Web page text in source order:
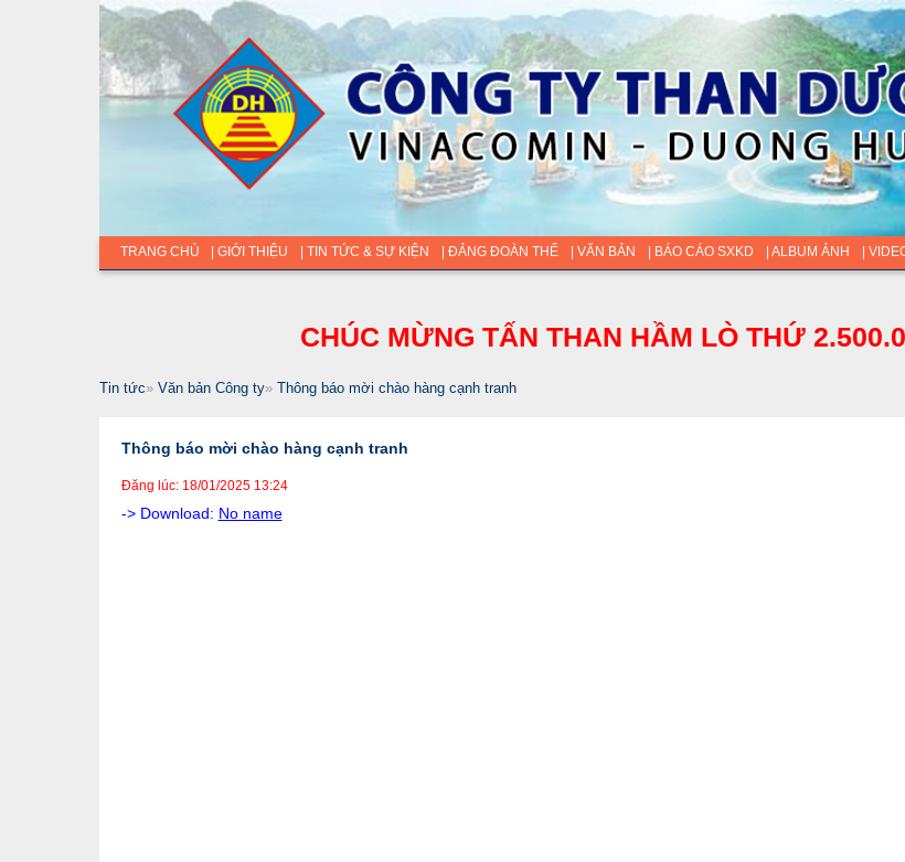
TRANG CHỦ | GIỚI THIỆU | TIN TỨC & SỰ KIỆN | ĐẢNG ĐOÀN THỂ | VĂN BẢN | BÁO CÁO SXKD | ALBUM ẢNH |
CHÚC MỪNG TẤN THAN HẦM LÒ THỨ
Tin tức» Văn bản Công ty» Thông báo mời chào hàng cạnh tranh
Thông báo mời chào hàng cạnh tranh
Đăng lúc: 18/01/2025 13:24
-> Download: No name